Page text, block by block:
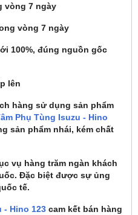
vòng 7 ngày
vòng 7 ngày
100%, đúng nguồn gốc
lên
hàng sử dụng sản phẩm
Phụ Tùng Isuzu - Hino
sản phẩm nhái, kém chất
vụ hàng trăm ngàn khách
Đặc biệt được sự ủng
tế.
- Hino 123 cam kết bán hàng